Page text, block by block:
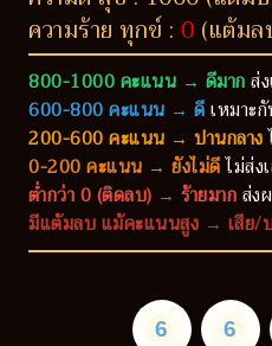
ความร้าย ทุกข์ : 0 (แต้มล
800-1000 คะแนน → ดีมากส่
600-800 คะแนน → ดีเหมาะ
200-600 คะแนน → ปานกลาง
0-200 คะแนน → ยังไม่ดีไม่ส่ง
ต่ำกว่า 0 (ติดลบ) → ร้ายมากส่ง
มีแต้มลบ แม้คะแนนสูง → เสีย/
6 6